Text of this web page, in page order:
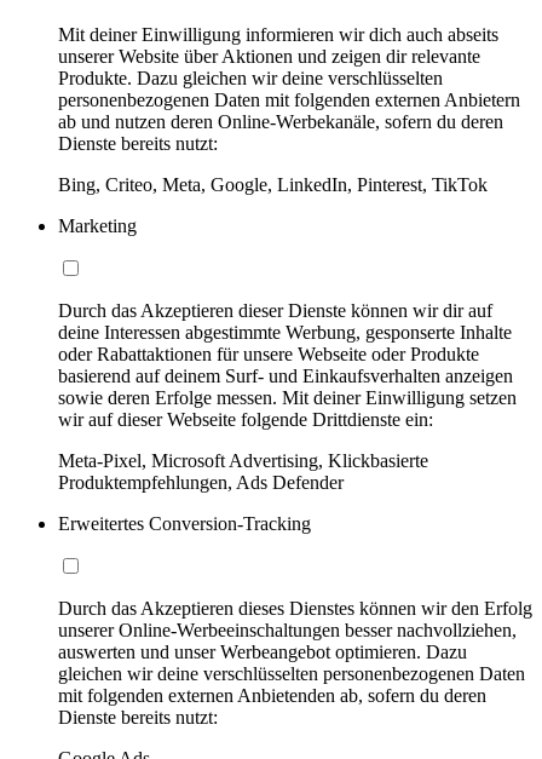
Mit deiner Einwilligung informieren wir dich auch abseits
unserer Website über Aktionen und zeigen dir relevante
Produkte. Dazu gleichen wir deine verschlüsselten
personenbezogenen Daten mit folgenden externen Anbietern
ab und nutzen deren Online-Werbekanäle, sofern du deren
Dienste bereits nutzt:
Bing, Criteo, Meta, Google, LinkedIn, Pinterest, TikTok
Marketing
Durch das Akzeptieren dieser Dienste können wir dir auf
deine Interessen abgestimmte Werbung, gesponserte Inhalte
oder Rabattaktionen für unsere Webseite oder Produkte
basierend auf deinem Surf- und Einkaufsverhalten anzeigen
sowie deren Erfolge messen. Mit deiner Einwilligung setzen
wir auf dieser Webseite folgende Drittdienste ein:
Meta-Pixel, Microsoft Advertising, Klickbasierte
Produktempfehlungen, Ads Defender
Erweitertes Conversion-Tracking
Durch das Akzeptieren dieses Dienstes können wir den Erfolg
unserer Online-Werbeeinschaltungen besser nachvollziehen,
auswerten und unser Werbeangebot optimieren. Dazu
gleichen wir deine verschlüsselten personenbezogenen Daten
mit folgenden externen Anbietenden ab, sofern du deren
Dienste bereits nutzt: